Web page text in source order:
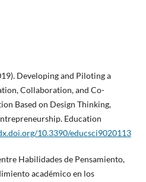
Developing and Piloting a
Collaboration, and Co-
Based on Design Thinking,
Education
10.3390/educsci9020113
Habilidades de Pensamiento,
académico en los